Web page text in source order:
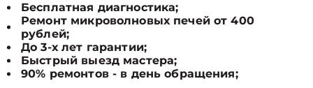
Бесплатная диагностика;
Ремонт микроволновых печей от 400
рублей;
До 3-х лет гарантии;
Быстрый выезд мастера;
90% ремонтов - в день обращения;